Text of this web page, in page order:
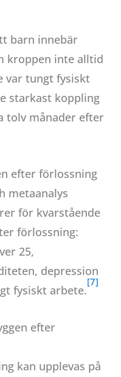
barn innebär
kroppen inte alltid
var tungt fysiskt
starkast koppling
tolv månader efter
efter förlossning
metaanalys
för kvarstående
förlossning:
25,
depression
fysiskt arbete.
efter
kan upplevas på